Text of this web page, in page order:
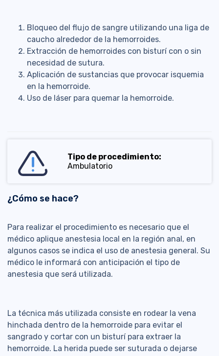
Bloqueo del flujo de sangre utilizando una liga de
caucho alrededor de la hemorroides.
Extracción de hemorroides con bisturí con o sin
necesidad de sutura.
Aplicación de sustancias que provocar isquemia
en la hemorroide.
Uso de láser para quemar la hemorroide.
Tipo de procedimiento:
Ambulatorio
¿Cómo se hace?
Para realizar el procedimiento es necesario que el
médico aplique anestesia local en la región anal, en
algunos casos se indica el uso de anestesia general. Su
médico le informará con anticipación el tipo de
anestesia que será utilizada.
La técnica más utilizada consiste en rodear la vena
hinchada dentro de la hemorroide para evitar el
sangrado y cortar con un bisturí para extraer la
hemorroide. La herida puede ser suturada o dejarse